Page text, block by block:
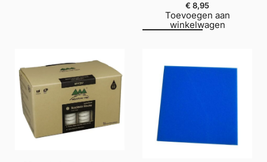
€ 8,95
Toevoegen aan
winkelwagen